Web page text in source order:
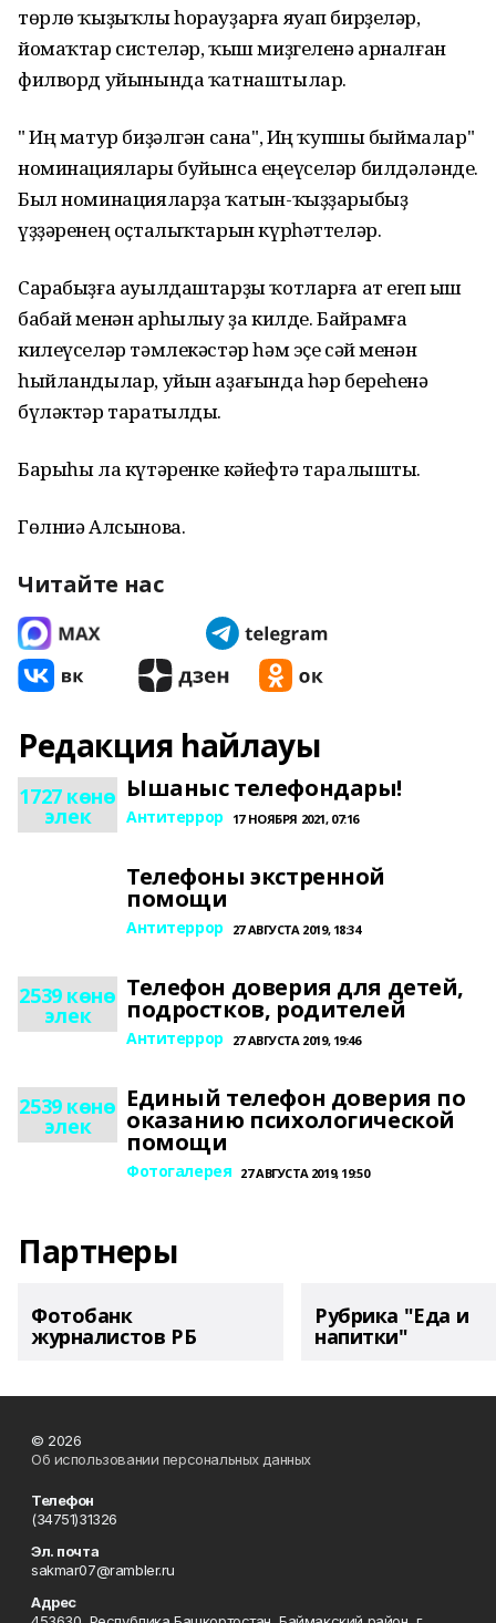
төрлө ҡыҙыҡлы һорауҙарға яуап бирҙеләр,
йомаҡтар систеләр, ҡыш миҙгеленә арналған
филворд уйынында ҡатнаштылар.
" Иң матур биҙәлгән сана", Иң ҡупшы быймалар"
номинациялары буйынса еңеүселәр билдәләнде.
Был номинацияларҙа ҡатын-ҡыҙҙарыбыҙ
үҙҙәренең оҫталыҡтарын күрһәттеләр.
Сарабыҙға ауылдаштарҙы ҡотларға ат егеп Ҡыш
бабай менән Ҡарһылыу ҙа килде. Байрамға
килеүселәр тәмлекәстәр һәм эҫе сәй менән
һыйландылар, уйын аҙағында һәр береһенә
бүләктәр таратылды.
Барыһы ла күтәренке кәйефтә таралышты.
Гөлниә Алсынова.
Читайте нас
Редакция һайлауы
1727 көнө
элек
Ышаныс телефондары!
Антитеррор 17 НОЯБРЯ 2021, 07:16
Телефоны экстренной
помощи
Антитеррор 27 АВГУСТА 2019, 18:34
2539 көнө
элек
Телефон доверия для детей,
подростков, родителей
Антитеррор 27 АВГУСТА 2019, 19:46
2539 көнө
элек
Единый телефон доверия по
оказанию психологической
помощи
Фотогалерея 27 АВГУСТА 2019, 19:50
Партнеры
Фотобанк
журналистов РБ
Рубрика "Еда и
напитки"
© 2026
Об использовании персональных данных
Телефон
(34751)31326
Эл. почта
sakmar07@rambler.ru
Адрес